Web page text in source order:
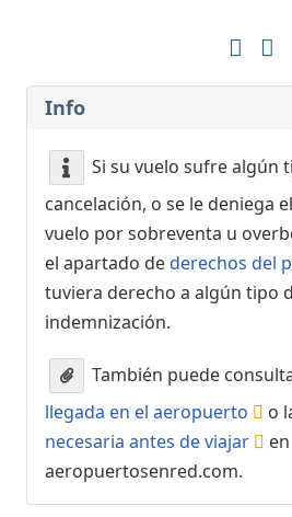
Info
Si su vuelo sufre algún
cancelación, o se le deniega
vuelo por sobreventa u
el apartado dederechos del
tuviera derecho a algún tipo
indemnización.
También puede
llegada en el aeropuerto
o
necesaria antes de viajar
en
aeropuertosenred.com.